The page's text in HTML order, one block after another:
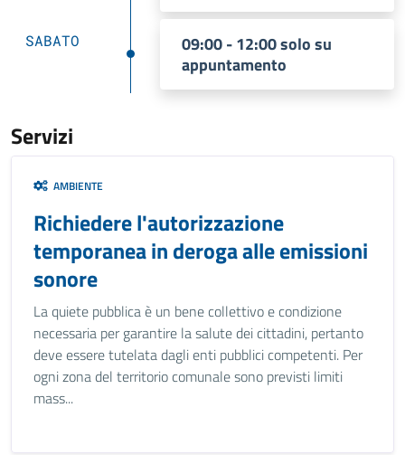
SABATO
09:00 - 12:00 solo su
appuntamento
Servizi
AMBIENTE
Richiedere l'autorizzazione
temporanea in deroga alle emissioni
sonore
La quiete pubblica è un bene collettivo e condizione
necessaria per garantire la salute dei cittadini, pertanto
deve essere tutelata dagli enti pubblici competenti. Per
ogni zona del territorio comunale sono previsti limiti
mass...